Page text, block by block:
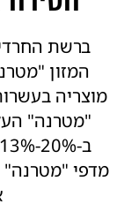
ברשת
המזון
מוצריה
"מטרנה"
מדפי "מטרנה"